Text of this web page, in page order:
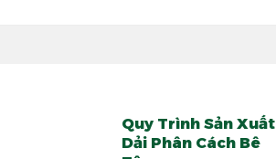
Quy Trình Sản Xuất
Dải Phân Cách Bê